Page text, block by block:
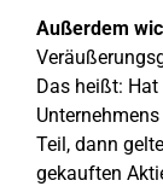
Außerdem
Das heißt:
Teil, dann
gekauften